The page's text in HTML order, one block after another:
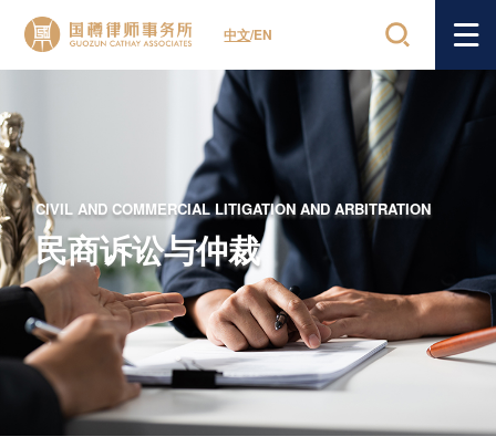
中文/EN
CIVIL AND COMMERCIAL LITIGATION AND ARBITRATION
民商诉讼与仲裁